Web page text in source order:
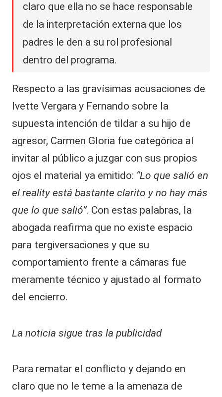
claro que ella no se hace responsable
de la interpretación externa que los
padres le den a su rol profesional
dentro del programa.
Respecto a las gravísimas acusaciones de
Ivette Vergara y Fernando sobre la
supuesta intención de tildar a su hijo de
agresor, Carmen Gloria fue categórica al
invitar al público a juzgar con sus propios
ojos el material ya emitido: “Lo que salió en
el reality está bastante clarito y no hay más
que lo que salió”. Con estas palabras, la
abogada reafirma que no existe espacio
para tergiversaciones y que su
comportamiento frente a cámaras fue
meramente técnico y ajustado al formato
del encierro.
La noticia sigue tras la publicidad
Para rematar el conflicto y dejando en
claro que no le teme a la amenaza de